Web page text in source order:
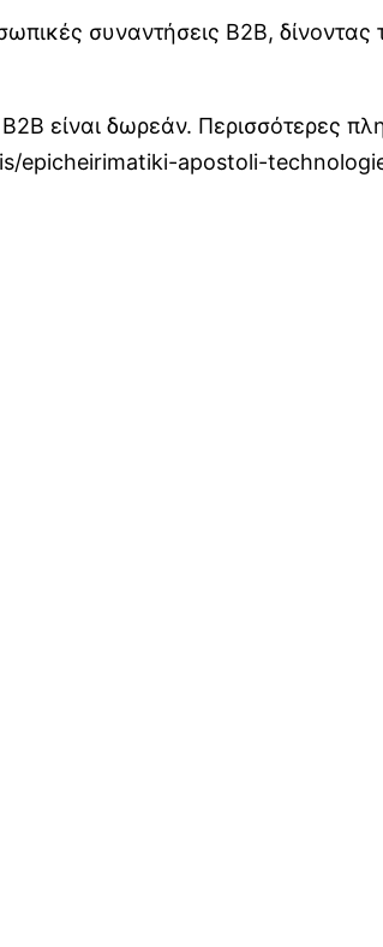
συναντήσεις B2B, δίνοντας
είναι δωρεάν. Περισσότερες
epicheirimatiki-apostoli-